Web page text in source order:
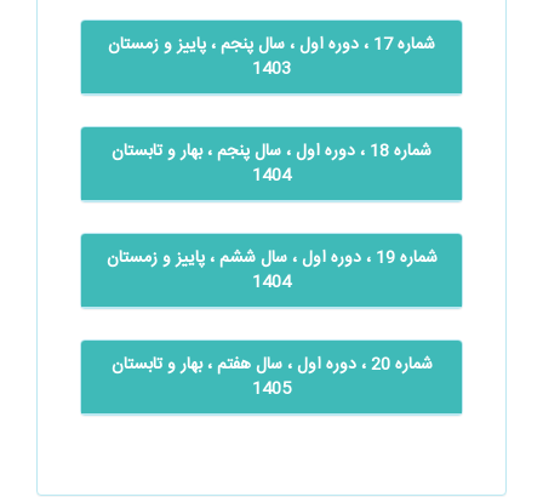
شماره 17 ، دوره اول ، سال پنجم ، پاییز و زمستان
1403
شماره 18 ، دوره اول ، سال پنجم ، بهار و تابستان
1404
شماره 19 ، دوره اول ، سال ششم ، پاییز و زمستان
1404
شماره 20 ، دوره اول ، سال هفتم ، بهار و تابستان
1405